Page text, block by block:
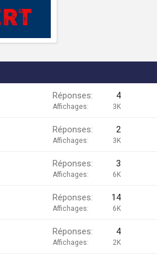
Réponses 4
Affichages 3K
Réponses 2
Affichages 3K
Réponses 3
Affichages 6K
Réponses 14
Affichages 6K
Réponses 4
Affichages 2K